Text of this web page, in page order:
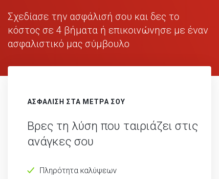
Σχεδίασε την ασφάλισή σου και δες το
κόστος σε 4 βήματα ή επικοινώνησε με έναν
ασφαλιστικό μας σύμβουλο
ΑΣΦΑΛΙΣΗ ΣΤΑ ΜΕΤΡΑ ΣΟΥ
Βρες τη λύση που ταιριάζει στις
ανάγκες σου
Πληρότητα καλύψεων